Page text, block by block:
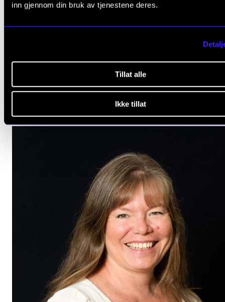
inn gjennom din bruk av tjenestene deres.
Tillat alle
Ikke tillat
CEMPE